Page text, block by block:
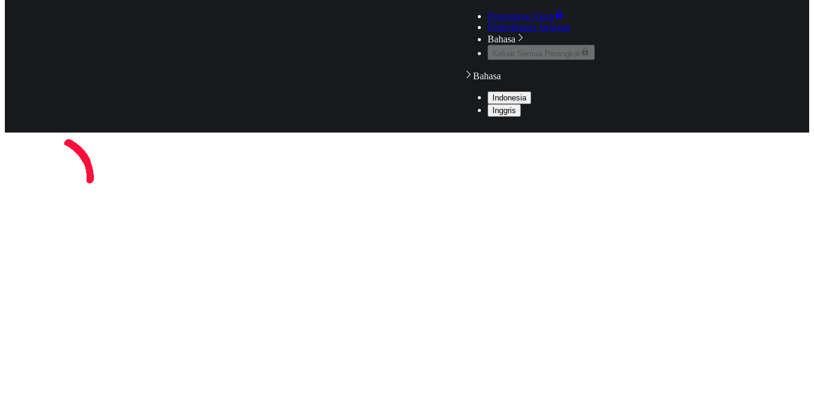
Pengaturan Akun
Pemeriksaan Jaringan
Bahasa
Keluar Semua Perangkat
Bahasa
Indonesia
Inggris